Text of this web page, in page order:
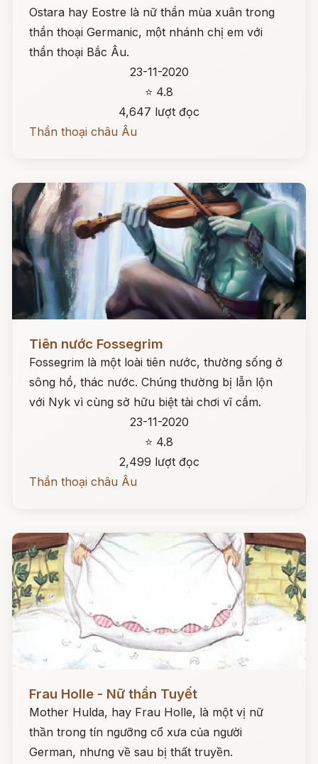
Ostara hay Eostre là nữ thần mùa xuân trong
thần thoại Germanic, một nhánh chị em với
thần thoại Bắc Âu.
23-11-2020
⭐ 4.8
4,647 lượt đọc
Thần thoại châu Âu
Tiên nước Fossegrim
Fossegrim là một loài tiên nước, thường sống ở
sông hồ, thác nước. Chúng thường bị lẫn lộn
với Nyk vì cùng sở hữu biệt tài chơi vĩ cầm.
23-11-2020
⭐ 4.8
2,499 lượt đọc
Thần thoại châu Âu
Frau Holle - Nữ thần Tuyết
Mother Hulda, hay Frau Holle, là một vị nữ
thần trong tín ngưỡng cổ xưa của người
German, nhưng về sau bị thất truyền.